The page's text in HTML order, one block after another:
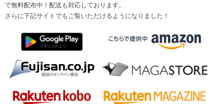
で無料配布中！配送も対応しております。
さらに下記サイトでもご覧いただけるようになりました！